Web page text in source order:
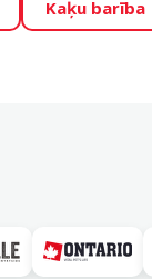
mēnesi Dino
Kaķu barība